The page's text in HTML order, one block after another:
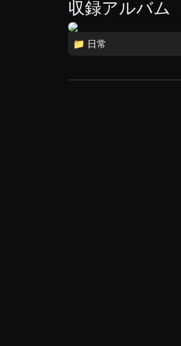
収録アルバム
📁 日常